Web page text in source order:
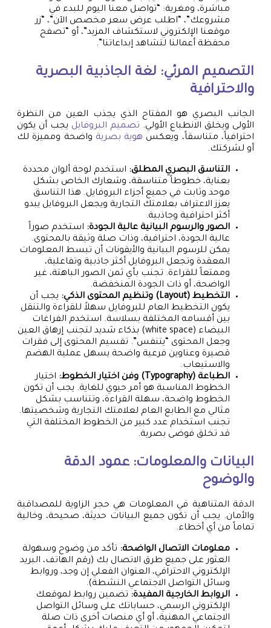
مباشرة، ومغرية: “تواصل معنا اليوم للبدء في
مشروعك”، “اطلب عرض سعر مخصص الآن”، “زر
موقعنا الإلكتروني لاستكشاف المزيد”، أو “تصفح
محفظة أعمالنا لتشاهد إبداعاتنا”.
التصميم المرئي: لغة الجاذبية البصرية
والاحترافية
الجانب البصري هو المفتاح الذي يجذب العين من النظرة
الأولى ويخلق الانطباع الأولي. تصميم البروفايل يجب أن يكون
احترافياً، متناسقاً، ويعكس هوية بصرية واضحة ومميزة لك
أو لشركتك.
التناسق البصري المطلق: استخدم لوحة ألوان محددة
بعناية، خطوطاً متناسقة، وشعارك الخاص بشكل
موحد وثابت في جميع أجزاء البروفايل. هذا التناسق
يعزز الاعتراف بعلامتك التجارية ويجعل البروفايل يبدو
أكثر احترافية وجاذبية.
الصور والرسوم البيانية عالية الجودة: استخدم صوراً
عالية الجودة، احترافية، وذات صلة وثيقة بالمحتوى.
يمكن للرسوم البيانية والأيقونات أن تبسط المعلومات
المعقدة وتجعل البروفايل أكثر جاذبية وتفاعلية،
وممتعاً للقراءة. تجنب بأي ثمن الصور الباهتة، غير
الواضحة، أو ذات الجودة المنخفضة.
التخطيط (Layout) وتنظيم المحتوى الذكي:
يجب أن
يكون التخطيط العام للبروفايل سهلاً للقراءة والتنقل
بين أقسامه المختلفة بسلاسة. استخدم الفراغات
البيضاء (white space) بذكاء شديد لتجنب إرهاق العين
وجعل المحتوى “يتنفس”. تقسيم المحتوى إلى فقرات
قصيرة وعناوين فرعية واضحة يسهل عملية الهضم
والاستيعاب.
الطباعة (Typography) وفن اختيار الخطوط:
اختيار
الخطوط المناسبة هو أمر حيوي للغاية. يجب أن تكون
الخطوط واضحة، سهلة القراءة، وتتناسب بشكل
مثالي مع الطابع العام لعلامتك التجارية وشخصيتها.
تجنب استخدام عدد كبير من الخطوط المختلفة التي
قد تخلق فوضى بصرية.
البيانات والمعلومات: عمود الدقة
والوضوح
الدقة المتناهية في المعلومات هي حجر الزاوية للمصداقية
والأمان. يجب أن تكون جميع البيانات حديثة، صحيحة، وخالية
تماماً من أي أخطاء.
معلومات الاتصال الواضحة: تأكد من وضوح وسهولة
العثور على جميع طرق الاتصال بك (رقم الهاتف، البريد
الإلكتروني الاحترافي، العنوان الفعلي إن وجد، وروابط
وسائل التواصل الاجتماعي النشطة).
الروابط الخارجية المفيدة: تضمين روابط لموقعك
الإلكتروني الرسمي، حساباتك على وسائل التواصل
الاجتماعي المهنية، أو أي منصات أخرى ذات صلة